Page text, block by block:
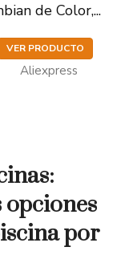
de Color,...
VER PRODUCTO
Aliexpress
opciones
por